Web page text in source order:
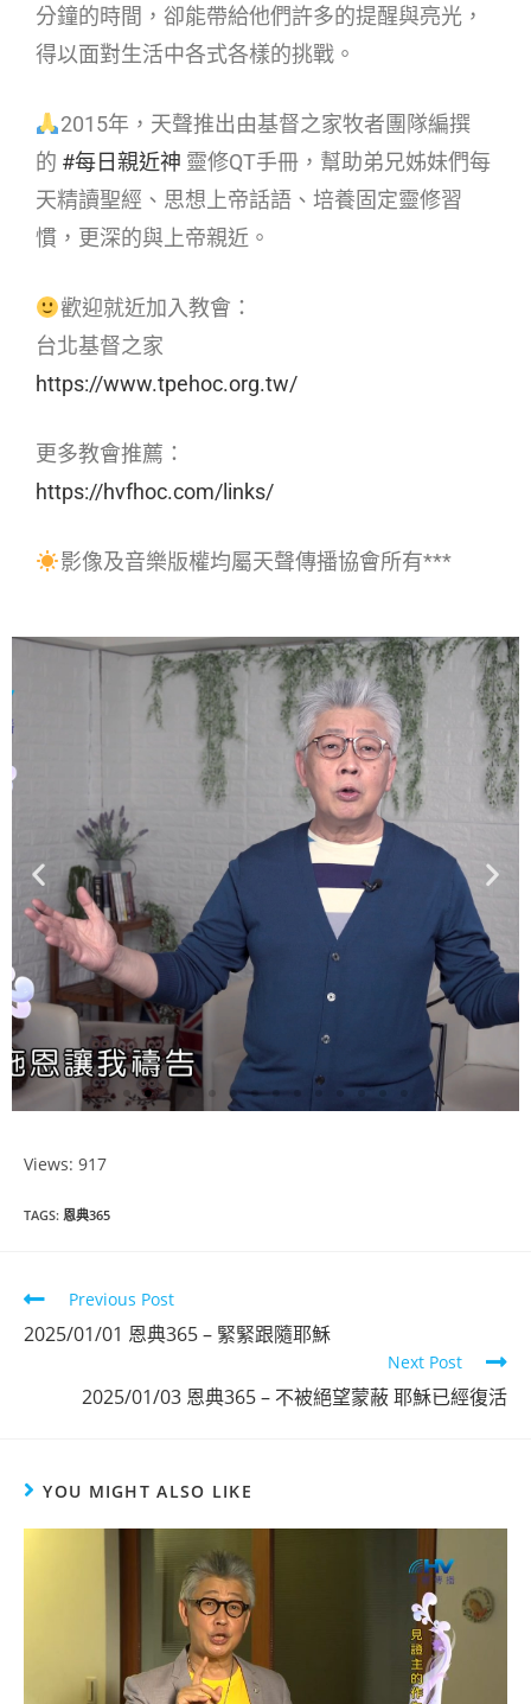
分鐘的時間，卻能帶給他們許多的提醒與亮光，
得以面對生活中各式各樣的挑戰。
2015年，天聲推出由基督之家牧者團隊編撰
的 #每日親近神 靈修QT手冊，幫助弟兄姊妹們每
天精讀聖經、思想上帝話語、培養固定靈修習
慣，更深的與上帝親近。
歡迎就近加入教會：
台北基督之家
https://www.tpehoc.org.tw/
更多教會推薦：
https://hvfhoc.com/links/
影像及音樂版權均屬天聲傳播協會所有***
Views: 917
TAGS: 恩典365
Previous Post
2025/01/01 恩典365 – 緊緊跟隨耶穌
Next Post
2025/01/03 恩典365 – 不被絕望蒙蔽 耶穌已經復活
YOU MIGHT ALSO LIKE